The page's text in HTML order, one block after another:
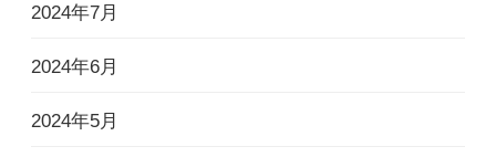
2024年7月
2024年6月
2024年5月